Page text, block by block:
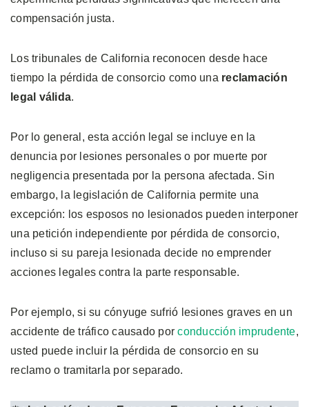
compensación justa.
Los tribunales de California reconocen desde hace
tiempo la pérdida de consorcio como una reclamación
legal válida.
Por lo general, esta acción legal se incluye en la
denuncia por lesiones personales o por muerte por
negligencia presentada por la persona afectada. Sin
embargo, la legislación de California permite una
excepción: los esposos no lesionados pueden interponer
una petición independiente por pérdida de consorcio,
incluso si su pareja lesionada decide no emprender
acciones legales contra la parte responsable.
Por ejemplo, si su cónyuge sufrió lesiones graves en un
accidente de tráfico causado porconducción imprudente,
usted puede incluir la pérdida de consorcio en su
reclamo o tramitarla por separado.